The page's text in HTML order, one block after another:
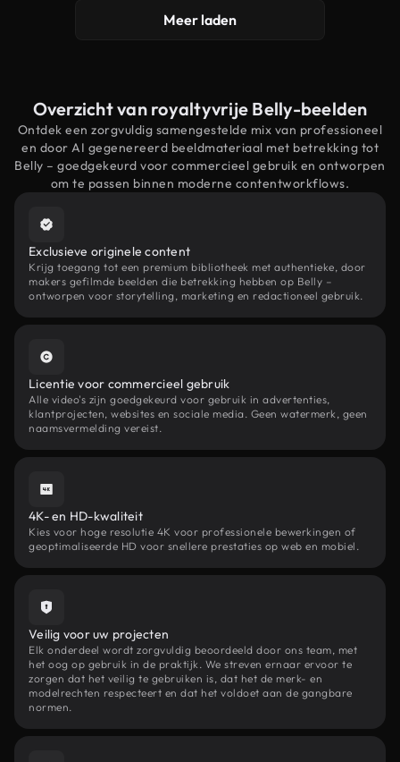
Meer laden
Overzicht van royaltyvrije Belly-beelden
Ontdek een zorgvuldig samengestelde mix van professioneel
en door AI gegenereerd beeldmateriaal met betrekking tot
Belly – goedgekeurd voor commercieel gebruik en ontworpen
om te passen binnen moderne contentworkflows.
Exclusieve originele content
Krijg toegang tot een premium bibliotheek met authentieke, door
makers gefilmde beelden die betrekking hebben op Belly –
ontworpen voor storytelling, marketing en redactioneel gebruik.
Licentie voor commercieel gebruik
Alle video's zijn goedgekeurd voor gebruik in advertenties,
klantprojecten, websites en sociale media. Geen watermerk, geen
naamsvermelding vereist.
4K- en HD-kwaliteit
Kies voor hoge resolutie 4K voor professionele bewerkingen of
geoptimaliseerde HD voor snellere prestaties op web en mobiel.
Veilig voor uw projecten
Elk onderdeel wordt zorgvuldig beoordeeld door ons team, met
het oog op gebruik in de praktijk. We streven ernaar ervoor te
zorgen dat het veilig te gebruiken is, dat het de merk- en
modelrechten respecteert en dat het voldoet aan de gangbare
normen.